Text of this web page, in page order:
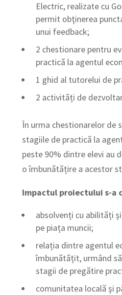
Electric, realizate cu
permit obţinerea
unui feedback;
2 chestionare pentru
practică la agentul
1 ghid al tutorelui de
2 activități de
În urma chestionarelor de
stagiile de practică la
peste 90% dintre elevi au
o îmbunătățire a acestor
Impactul proiectului s-a
absolvenți cu abilități
pe piața muncii;
relația dintre agentul
îmbunătățit, urmând
stagii de pregătire
comunitatea locală şi